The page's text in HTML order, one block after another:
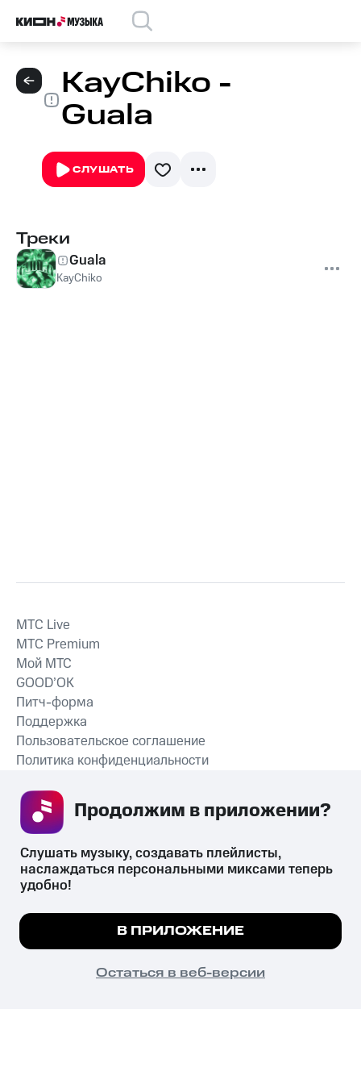
KayChiko -
Guala
СЛУШАТЬ
Треки
Guala
KayChiko
СКАЧАТЬ ПРИЛОЖЕНИЕ
MTС Live
MTС Premium
Мой МТС
GOOD’OK
Питч-форма
Поддержка
Пользовательское соглашение
Политика конфиденциальности
психотропных веществ, их аналогов причиняет вред здоровью,
их незаконный оборот запрещён и влечёт установленную
законодательством ответственность.
© 2026 ООО «КИОН».
Все права защищены
Мы используем куки, чтобы на сайте все
Подробнее
ПОНЯТНО
Слушать музыку, создавать плейлисты,
наслаждаться персональными миксами теперь
удобно!
В ПРИЛОЖЕНИЕ
Остаться в веб-версии